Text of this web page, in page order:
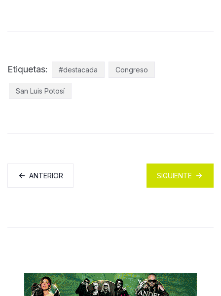
Etiquetas: #destacada Congreso
San Luis Potosí
ANTERIOR SIGUIENTE